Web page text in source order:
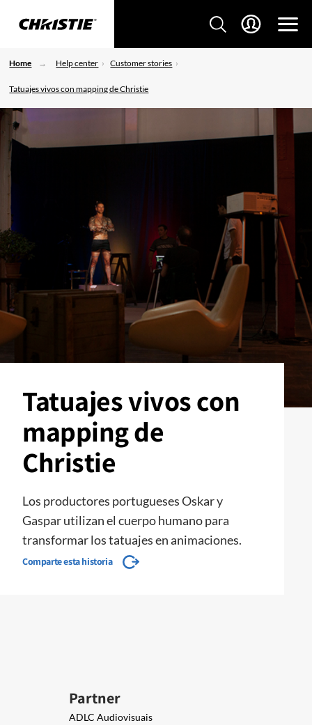
Home Help center Customer stories
Tatuajes vivos con mapping de Christie
Tatuajes vivos con
mapping de
Christie
Los productores portugueses Oskar y
Gaspar utilizan el cuerpo humano para
transformar los tatuajes en animaciones.
Comparte esta historia
Partner
ADLC Audiovisuais​​